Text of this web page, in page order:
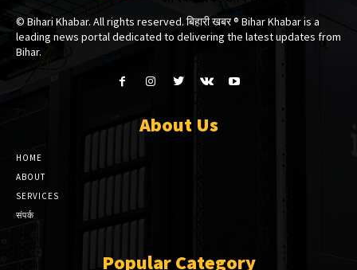
© Bihari Khabar. All rights reserved. बिहारी खबर ®​ Bihar Khabar is a
leading news portal dedicated to delivering the latest updates from
Bihar.
About Us
HOME
ABOUT
SERVICES
संपर्क
Popular Category